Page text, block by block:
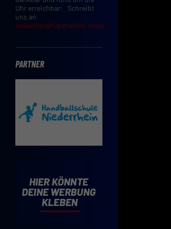
Uhr erreichbar: Schreibt
uns an
redaktion@harzhelden.news
PARTNER